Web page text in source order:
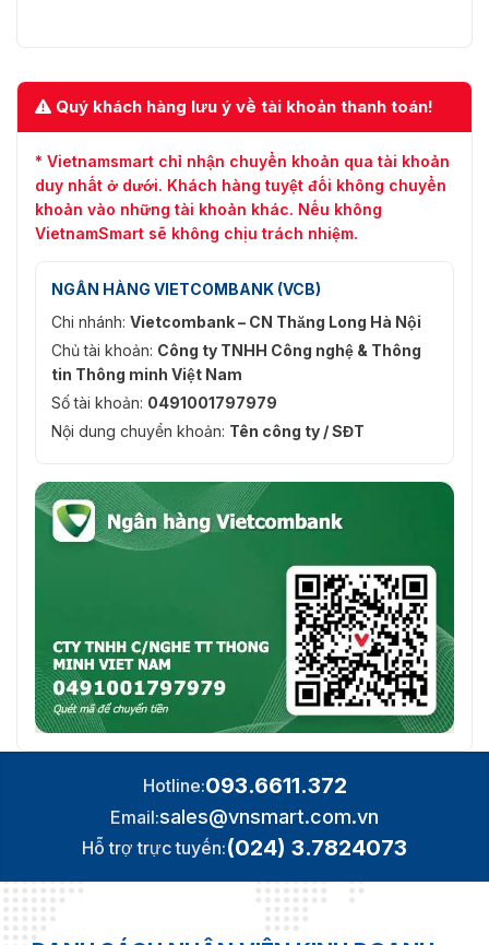
Quý khách hàng lưu ý về tài khoản thanh toán!
* Vietnamsmart chỉ nhận chuyển khoản qua tài khoản
duy nhất ở dưới. Khách hàng tuyệt đối không chuyển
khoản vào những tài khoản khác. Nếu không
VietnamSmart sẽ không chịu trách nhiệm.
NGÂN HÀNG VIETCOMBANK (VCB)
Chi nhánh: Vietcombank – CN Thăng Long Hà Nội
Chủ tài khoản: Công ty TNHH Công nghệ & Thông
tin Thông minh Việt Nam
Số tài khoản: 0491001797979
Nội dung chuyển khoản: Tên công ty / SĐT
Hotline:093.6611.372
Email:sales@vnsmart.com.vn
Hỗ trợ trực tuyến:(024) 3.7824073